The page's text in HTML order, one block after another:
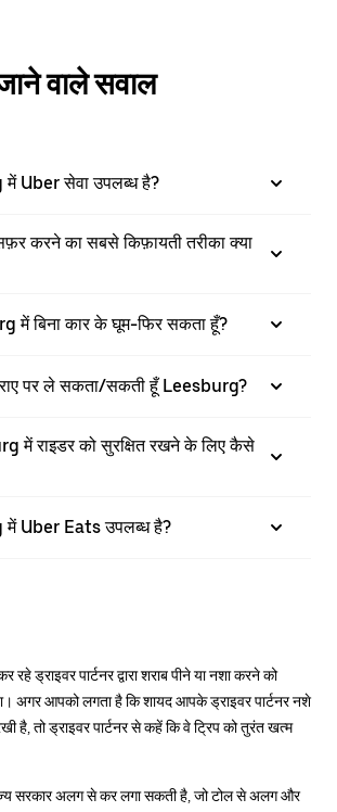
वाले सवाल
Uber सेवा उपलब्ध है?
करने का सबसे किफ़ायती तरीका क्या
में बिना कार के घूम-फिर सकता हूँ?
पर ले सकता/सकती हूँ Leesburg?
में राइडर को सुरक्षित रखने के लिए कैसे
में Uber Eats उपलब्ध है?
ड्राइवर पार्टनर द्वारा शराब पीने या नशा करने को
अगर आपको लगता है कि शायद आपके ड्राइवर पार्टनर नशे
है, तो ड्राइवर पार्टनर से कहें कि वे ट्रिप को तुरंत खत्म
सरकार अलग से कर लगा सकती है, जो टोल से अलग और